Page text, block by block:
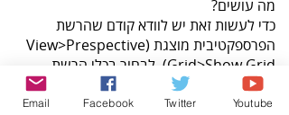
מה עושים?
כדי לעשות זאת יש לוודא קודם שהרשת
הפרספקטיבית מוצגת (View>Prespective
Grid>Show Grid), לבחור בכלי הרשת
הפרספקטיבית ( ), לנעול את נקודת
הבסיס ברשת באמצעות הפקודה Lock
Email Facebook Twitter Youtube